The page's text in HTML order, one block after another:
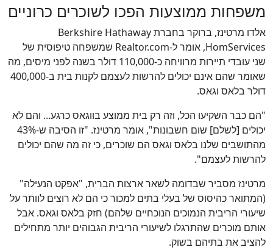
משפחות ממוצעות הפכו לשוכרים כרוניים
אלדו מרטינז, ברוקר בחברת Berkshire Hathaway
HomServices, אומר ל-Realtor.com שמשפחה טיפוסית של
שני עובדי תיירות מרוויחה כ-110,000 דולר בשנה לפני מיסים, מה
שאומר שהם אינם יכולים להרשות לעצמם לקנות בית ב-400,000
דולר בלאס וגאס.
"הם כבר השקיעו הכל, וזה רק בית ממוצע בווגאס כרגע... והם לא
יכולים [לשלם] שום חשבונות", אומר מרטינז. "זו הסיבה ש-43%
מהתושבים שלנו בלאס וגאס הם שוכרים, כי זה מה שהם יכולים
להרשות לעצמם".
מרטינז מסביר שבדומה לשאר ארצות הברית, "אפקט הנעילה"
(המתואר כהיסוס של בעלי בתים למכור כי הם לא רוצים לוותר על
שיעורי הריבית הנמוכים הנוכחיים שלהם) חזק בלאס וגאס. אבל
אותם מוכרים שהתרגלו לשיעורי הריבית הגבוהים יותר מתחילים
להציב את בתיהם בשוק.